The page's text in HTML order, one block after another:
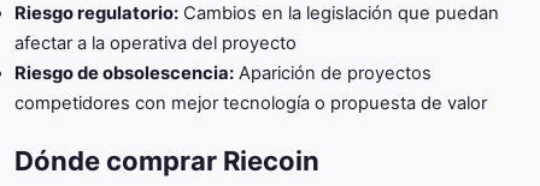
Riesgo regulatorio: Cambios en la legislación que puedan
afectar a la operativa del proyecto
Riesgo de obsolescencia: Aparición de proyectos
competidores con mejor tecnología o propuesta de valor
Dónde comprar Riecoin